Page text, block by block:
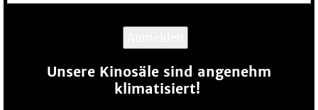
Unsere Kinosäle sind angenehm
klimatisiert!